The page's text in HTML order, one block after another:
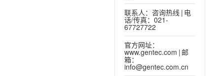
联系人： 咨询热线 | 电
话/传真： 021-
67727722
官方网址：
www.gentec.com | 邮
箱：
info@gentec.com.cn